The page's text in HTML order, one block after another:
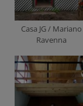
Casa JG / Mariano
Ravenna